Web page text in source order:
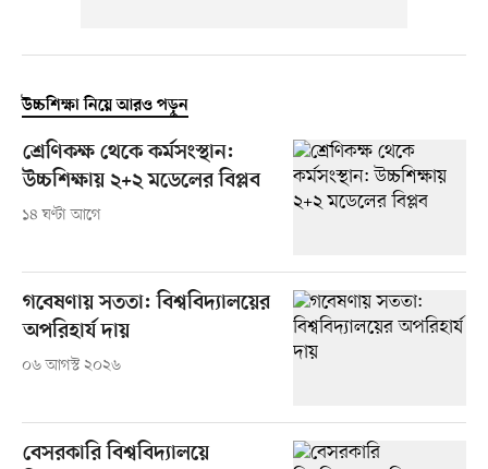
উচ্চশিক্ষা নিয়ে আরও পড়ুন
শ্রেণিকক্ষ থেকে কর্মসংস্থান:
উচ্চশিক্ষায় ২+২ মডেলের বিপ্লব
১৪ ঘণ্টা আগে
গবেষণায় সততা: বিশ্ববিদ্যালয়ের
অপরিহার্য দায়
০৬ আগস্ট ২০২৬
বেসরকারি বিশ্ববিদ্যালয়ে